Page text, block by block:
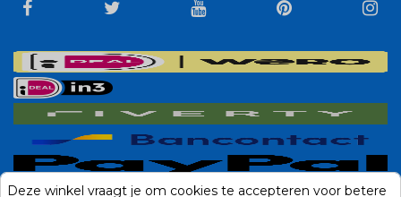
Deze winkel vraagt je om cookies te accepteren voor betere